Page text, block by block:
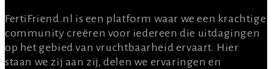
FertiFriend.nl is een platform waar we een krachtige
community creëren voor iedereen die uitdagingen
op het gebied van vruchtbaarheid ervaart. Hier
staan we zij aan zij, delen we ervaringen en